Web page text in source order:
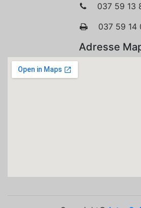
037 59 13
037 59 14
Adresse